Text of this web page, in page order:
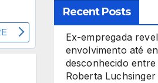
Recent Posts
Ex-empregada
envolvimento até
desconhecido
Roberta Luchsinger